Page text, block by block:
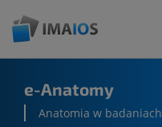
e-Anatomy
Anatomia w badaniach